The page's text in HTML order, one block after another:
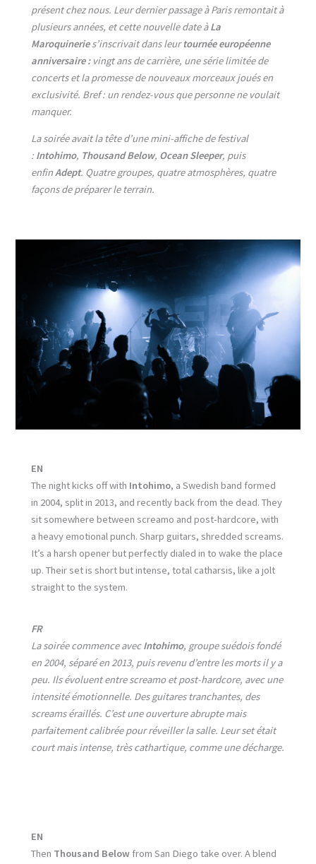
présent chez nous. Leur dernier passage à Paris remontait à
plusieurs années, et cette nouvelle date àLa
Maroquineries’inscrivait dans leurtournée européenne
anniversaire :vingt ans de carrière, une série limitée de
concerts et la promesse de nouveaux morceaux joués en
exclusivité. Bref : un rendez-vous que personne ne voulait
manquer.
La soirée avait la tête d’une mini-affiche de festival
: Intohimo, Thousand Below, Ocean Sleeper, puis
enfinAdept. Quatre groupes, quatre atmosphères, quatre
façons de préparer le terrain.
EN
The night kicks off with Intohimo, a Swedish band formed
in 2004, split in 2013, and recently back from the dead. They
sit somewhere between screamo and post-hardcore, with
a heavy emotional punch. Sharp guitars, shredded screams.
It’s a harsh opener but perfectly dialed in to wake the place
up. Their set is short but intense, total catharsis, like a jolt
straight to the system.
FR
La soirée commence avecIntohimo, groupe suédois fondé
en 2004, séparé en 2013, puis revenu d’entre les morts il y a
peu. Ils évoluent entre screamo et post-hardcore, avec une
intensité émotionnelle. Des guitares tranchantes, des
screams éraillés. C’est une ouverture abrupte mais
parfaitement calibrée pour réveiller la salle. Leur set était
court mais intense, très cathartique, comme une décharge.
EN
Then Thousand Below from San Diego take over. A blend